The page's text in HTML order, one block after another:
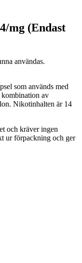
mg (Endast
användas.
som används med
av
Nikotinhalten är 14
och kräver ingen
ur förpackning och ger